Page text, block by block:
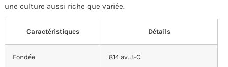
une culture aussi riche que variée.
Caractéristiques Détails
Fondée 814 av. J.-C.